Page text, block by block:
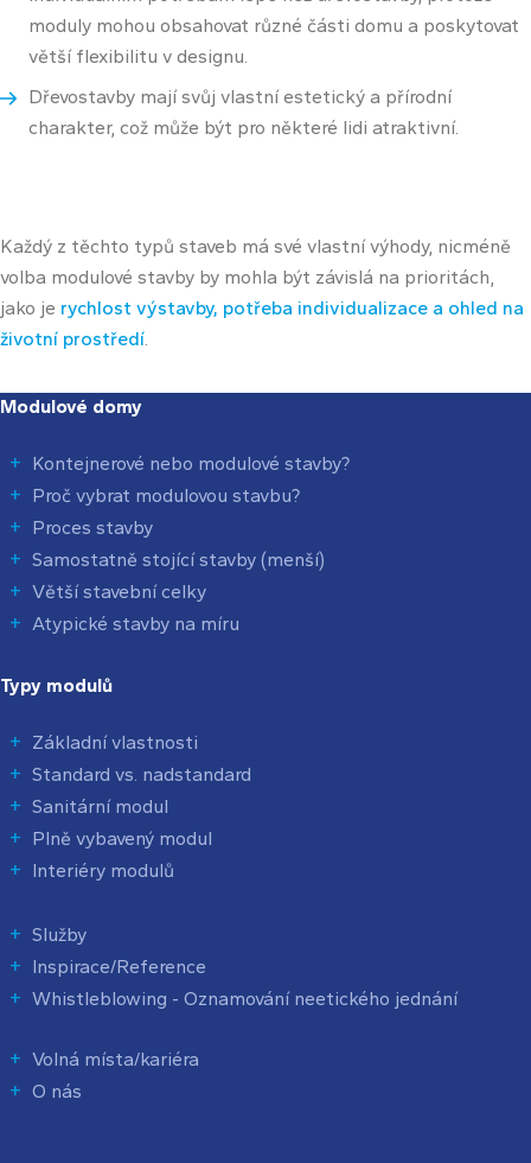
moduly mohou obsahovat různé části domu a poskytovat
větší flexibilitu v designu.
Dřevostavby mají svůj vlastní estetický a přírodní
charakter, což může být pro některé lidi atraktivní.
Každý z těchto typů staveb má své vlastní výhody, nicméně
volba modulové stavby by mohla být závislá na prioritách,
jako je rychlost výstavby, potřeba individualizace a ohled na
životní prostředí.
Modulové domy
Kontejnerové nebo modulové stavby?
Proč vybrat modulovou stavbu?
Proces stavby
Samostatně stojící stavby (menší)
Větší stavební celky
Atypické stavby na míru
Typy modulů
Základní vlastnosti
Standard vs. nadstandard
Sanitární modul
Plně vybavený modul
Interiéry modulů
Služby
Inspirace/Reference
Whistleblowing - Oznamování neetického jednání
Volná místa/kariéra
O nás